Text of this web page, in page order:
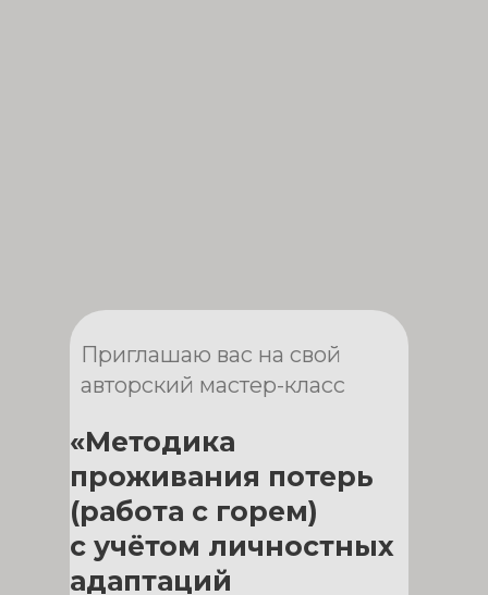
«Методика
проживания потерь
(работа с горем)
с учётом личностных
адаптаций
Приглашаю вас на свой
авторский мастер-класс